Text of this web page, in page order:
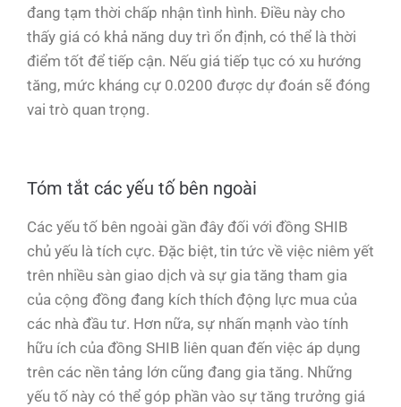
đang tạm thời chấp nhận tình hình. Điều này cho
thấy giá có khả năng duy trì ổn định, có thể là thời
điểm tốt để tiếp cận. Nếu giá tiếp tục có xu hướng
tăng, mức kháng cự 0.0200 được dự đoán sẽ đóng
vai trò quan trọng.
Tóm tắt các yếu tố bên ngoài
Các yếu tố bên ngoài gần đây đối với đồng SHIB
chủ yếu là tích cực. Đặc biệt, tin tức về việc niêm yết
trên nhiều sàn giao dịch và sự gia tăng tham gia
của cộng đồng đang kích thích động lực mua của
các nhà đầu tư. Hơn nữa, sự nhấn mạnh vào tính
hữu ích của đồng SHIB liên quan đến việc áp dụng
trên các nền tảng lớn cũng đang gia tăng. Những
yếu tố này có thể góp phần vào sự tăng trưởng giá